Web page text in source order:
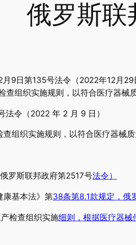
俄罗斯联
9日第135号法令（2022年12月29
查组织实施规则，以符合医疗器
法令（2022 年 2 月 9 日）
组织实施规则，以符合医疗器械
罗斯联邦政府第2517号法令）
康基本法》第38条第8.1款规定，俄
检查组织实施细则，根据医疗器械